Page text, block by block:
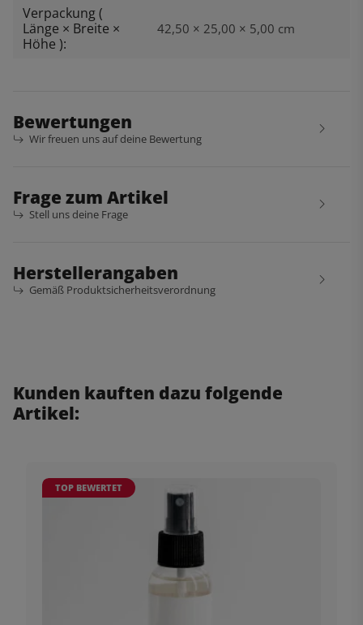
Verpackung (
Länge × Breite ×
Höhe ):
42,50 × 25,00 × 5,00 cm
Bewertungen
Wir freuen uns auf deine Bewertung
Frage zum Artikel
Stell uns deine Frage
Herstellerangaben
Gemäß Produktsicherheitsverordnung
Kunden kauften dazu folgende
Artikel:
TOP BEWERTET